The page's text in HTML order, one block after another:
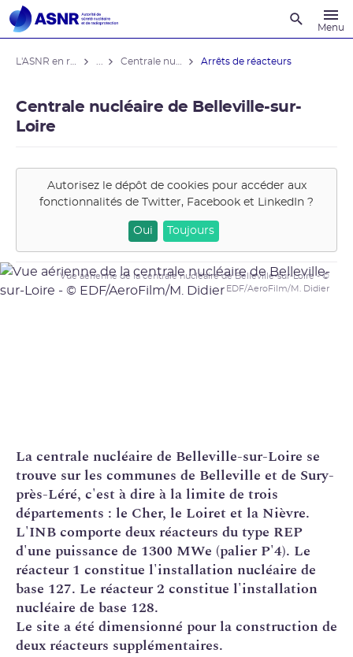
Menu
Arrêts de réacteurs
Centrale nucléaire de Belleville-sur-
Loire
Autorisez le dépôt de cookies pour accéder aux
fonctionnalités de Twitter, Facebook et LinkedIn ?
Oui Toujours
Vue aérienne de la centrale nucléaire de Belleville-sur-Loire - ©
EDF/AeroFilm/M. Didier
Lacentrale nucléaire de Belleville-sur-Loire se
trouve sur les communes de Belleville et de Sury-
près-Léré, c'est à dire à la limite de trois
départements : le Cher, le Loiret et la Nièvre.
L'INBcomporte deux réacteurs du type REP
d'une puissance de 1300 MWe (palier P'4). Le
réacteur 1 constitue l'installation nucléaire de
base 127. Le réacteur 2 constitue l'installation
nucléaire de base 128.
Le site a été dimensionné pour la construction de
deux réacteurs supplémentaires.